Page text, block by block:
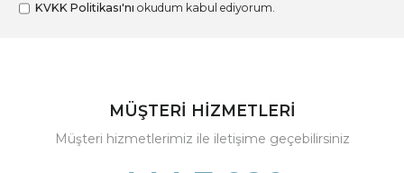
KVKK Politikası'nı okudum kabul ediyorum.
MÜŞTERİ HİZMETLERİ
Müşteri hizmetlerimiz ile iletişime geçebilirsiniz